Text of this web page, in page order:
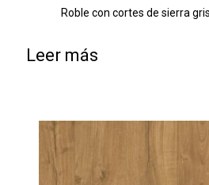
Roble con cortes de sierra
Leer más